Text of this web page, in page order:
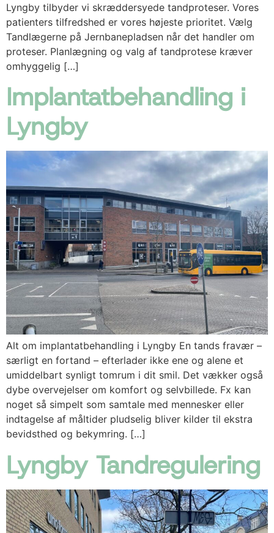
Lyngby tilbyder vi skræddersyede tandproteser. Vores
patienters tilfredshed er vores højeste prioritet. Vælg
Tandlægerne på Jernbanepladsen når det handler om
proteser. Planlægning og valg af tandprotese kræver
omhyggelig […]
Implantatbehandling i
Lyngby
Alt om implantatbehandling i Lyngby En tands fravær –
særligt en fortand – efterlader ikke ene og alene et
umiddelbart synligt tomrum i dit smil. Det vækker også
dybe overvejelser om komfort og selvbillede. Fx kan
noget så simpelt som samtale med mennesker eller
indtagelse af måltider pludselig bliver kilder til ekstra
bevidsthed og bekymring. […]
Lyngby Tandregulering